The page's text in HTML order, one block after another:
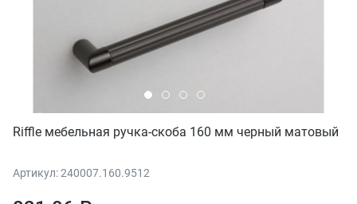
Riffle мебельная ручка-скоба 160 мм черный матовый
Артикул: 240007.160.9512